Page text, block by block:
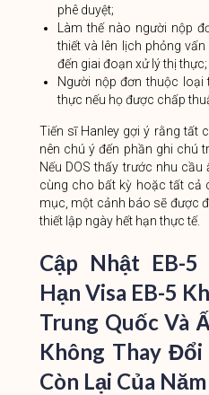
phê duyệt;
Làm thế nào người nộp
thiết và lên lịch phỏng
đến giai đoạn xử lý thị thực;
Người nộp đơn thuộc
thực nếu họ được chấp
Tiến sĩ Hanley gợi ý rằng tất
nên chú ý đến phần ghi chú
Nếu DOS thấy trước nhu
cùng cho bất kỳ hoặc tất cả
mục, một cảnh báo sẽ được
thiết lập ngày hết hạn thực tế.
Cập Nhật EB-5
Hạn Visa EB-5
Trung Quốc Và
Không Thay
Còn Lại Của